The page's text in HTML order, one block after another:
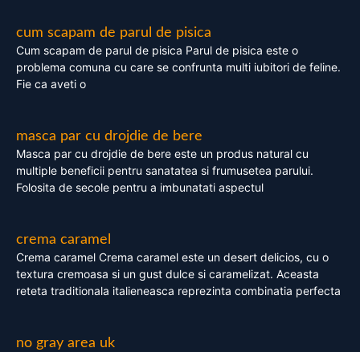
cum scapam de parul de pisica
Cum scapam de parul de pisica Parul de pisica este o
problema comuna cu care se confrunta multi iubitori de feline.
Fie ca aveti o
masca par cu drojdie de bere
Masca par cu drojdie de bere este un produs natural cu
multiple beneficii pentru sanatatea si frumusetea parului.
Folosita de secole pentru a imbunatati aspectul
crema caramel
Crema caramel Crema caramel este un desert delicios, cu o
textura cremoasa si un gust dulce si caramelizat. Aceasta
reteta traditionala italieneasca reprezinta combinatia perfecta
no gray area uk